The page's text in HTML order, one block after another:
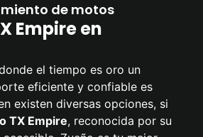
de motos
Empire en
el tiempo es oro un
eficiente y confiable es
existen diversas opciones, si
TX Empire, reconocida por su